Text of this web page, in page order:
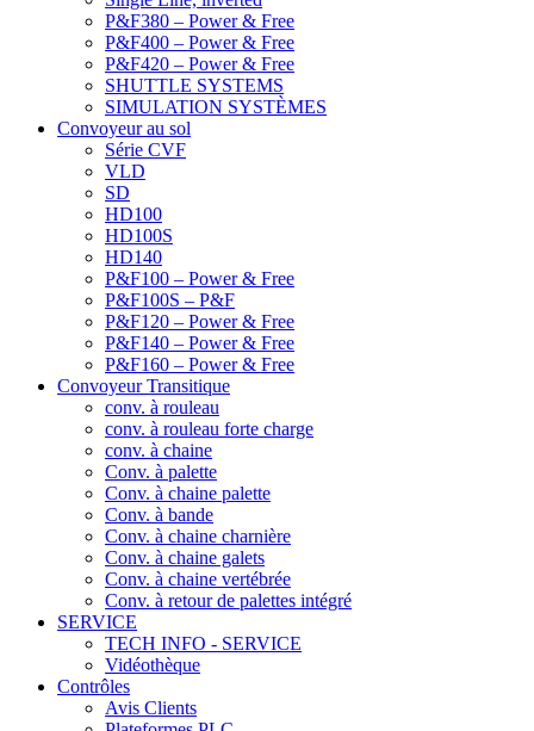
P&F380 – Power & Free
P&F400 – Power & Free
P&F420 – Power & Free
SHUTTLE SYSTEMS
SIMULATION SYSTÈMES
Convoyeur au sol
Série CVF
VLD
SD
HD100
HD100S
HD140
P&F100 – Power & Free
P&F100S – P&F
P&F120 – Power & Free
P&F140 – Power & Free
P&F160 – Power & Free
Convoyeur Transitique
conv. à rouleau
conv. à rouleau forte charge
conv. à chaine
Conv. à palette
Conv. à chaine palette
Conv. à bande
Conv. à chaine charnière
Conv. à chaine galets
Conv. à chaine vertébrée
Conv. à retour de palettes intégré
SERVICE
TECH INFO - SERVICE
Vidéothèque
Contrôles
Avis Clients